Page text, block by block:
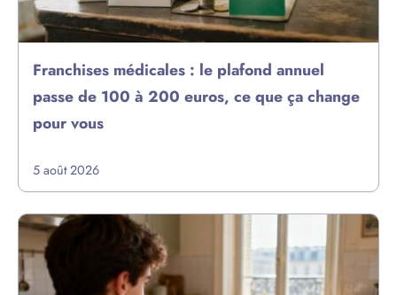
Franchises médicales : le plafond annuel
passe de 100 à 200 euros, ce que ça change
pour vous
5 août 2026